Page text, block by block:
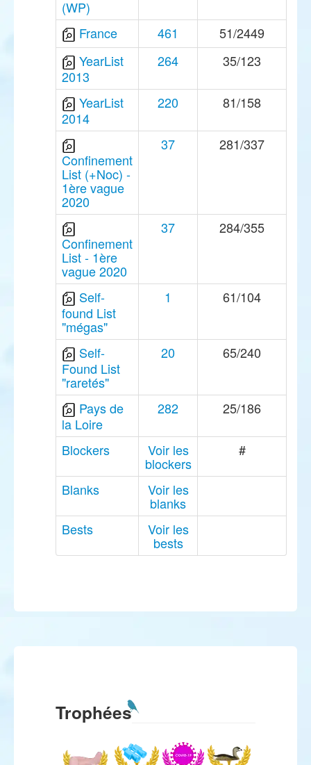
(WP)
France
461
51/2449
YearList
2013
264 35/123
YearList
2014
220 81/158
Confinement
List (+Noc) -
1ère vague
2020
37 281/337
Confinement
List - 1ère
vague 2020
37 284/355
Self-
found List
"mégas"
1 61/104
Self-
Found List
"raretés"
20 65/240
Pays de
la Loire
282 25/186
Blockers Voir les
blockers
#
Blanks Voir les
blanks
Bests
Voir les
bests
Trophées